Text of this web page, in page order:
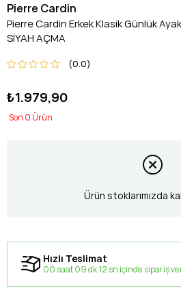
Pierre Cardin
Pierre Cardin Erkek Klasik Günlük
SİYAH AÇMA
0.0
₺1.979,90
0
Ürün stoklarımızda
Hızlı Teslimat
00 saat 09 dk 11 sn içinde sipariş